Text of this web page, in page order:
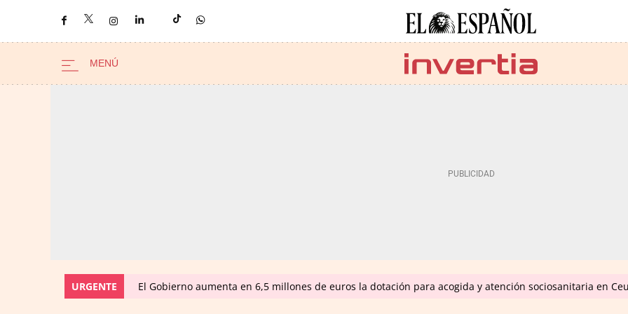
URGENTE El Gobierno aumenta en 6,5 millones de euros la dotación para acogida y atención sociosanitaria en